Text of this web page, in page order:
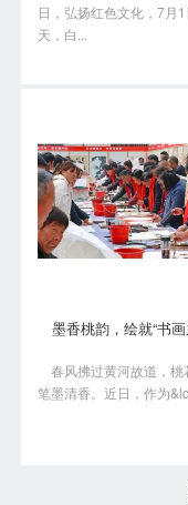
日，弘扬红色文化，7月
天，白...
春风拂过黄河故道，桃
笔墨清香。近日，作为